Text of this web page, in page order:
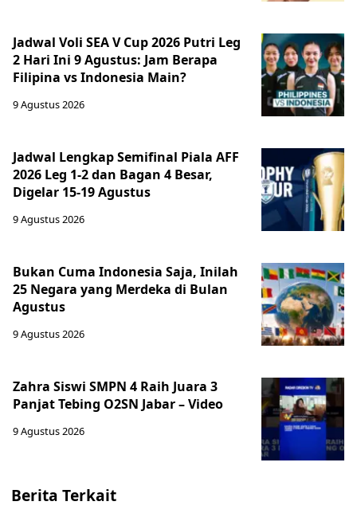
Jadwal Voli SEA V Cup 2026 Putri Leg
2 Hari Ini 9 Agustus: Jam Berapa
Filipina vs Indonesia Main?
9 Agustus 2026
Jadwal Lengkap Semifinal Piala AFF
2026 Leg 1-2 dan Bagan 4 Besar,
Digelar 15-19 Agustus
9 Agustus 2026
Bukan Cuma Indonesia Saja, Inilah
25 Negara yang Merdeka di Bulan
Agustus
9 Agustus 2026
Zahra Siswi SMPN 4 Raih Juara 3
Panjat Tebing O2SN Jabar – Video
9 Agustus 2026
Berita Terkait